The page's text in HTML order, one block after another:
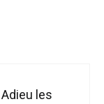
les